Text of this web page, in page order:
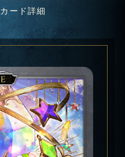
カード詳細